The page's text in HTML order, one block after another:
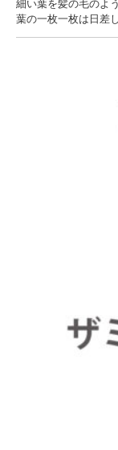
細い葉を髪の毛のよ
葉の一枚一枚は日差